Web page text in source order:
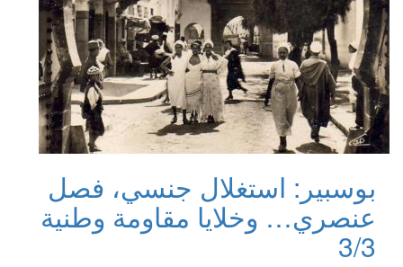
بوسبير: استغلال جنسي، فصل
عنصري… وخلايا مقاومة وطنية
3/3